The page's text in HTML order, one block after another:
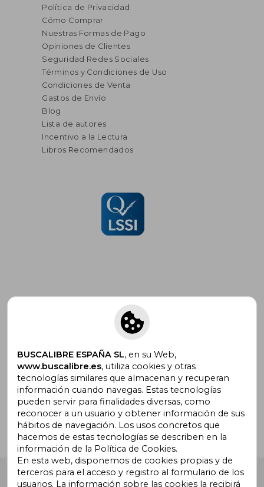
Política de Privacidad
Cómo Comprar
Nuestras Formas de Pago
Opiniones de Clientes
Seguridad Redes Sociales
Términos y Condiciones de Uso
Condiciones de Venta
Gastos de Envío
Blog
Lista de autores
Incentivo a la Lectura
Libros Recomendados
Suscríbete para recibir ofertas y
promociones
¿Necesitas ayuda?
Ir a Centro de Soporte
Buscalibre España . Calle Energía, 65, Nave 3 (08940),
Cornellà de Llobregat, Barcelona. Derechos Reservados.
BUSCALIBRE ESPAÑA SL, en su Web,
www.buscalibre.es, utiliza cookies y otras
tecnologías similares que almacenan y recuperan
información cuando navegas. Estas tecnologías
pueden servir para finalidades diversas, como
reconocer a un usuario y obtener información de sus
hábitos de navegación. Los usos concretos que
hacemos de estas tecnologías se describen en la
información de la Política de Cookies.
En esta web, disponemos de cookies propias y de
terceros para el acceso y registro al formulario de los
usuarios. La información sobre las cookies la recibirá